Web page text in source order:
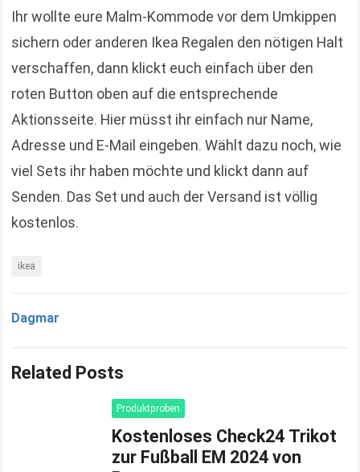
Ihr wollte eure Malm-Kommode vor dem Umkippen
sichern oder anderen Ikea Regalen den nötigen Halt
verschaffen, dann klickt euch einfach über den
roten Button oben auf die entsprechende
Aktionsseite. Hier müsst ihr einfach nur Name,
Adresse und E-Mail eingeben. Wählt dazu noch, wie
viel Sets ihr haben möchte und klickt dann auf
Senden. Das Set und auch der Versand ist völlig
kostenlos.
ikea
Dagmar
Related Posts
Produktproben
Kostenloses Check24 Trikot
zur Fußball EM 2024 von